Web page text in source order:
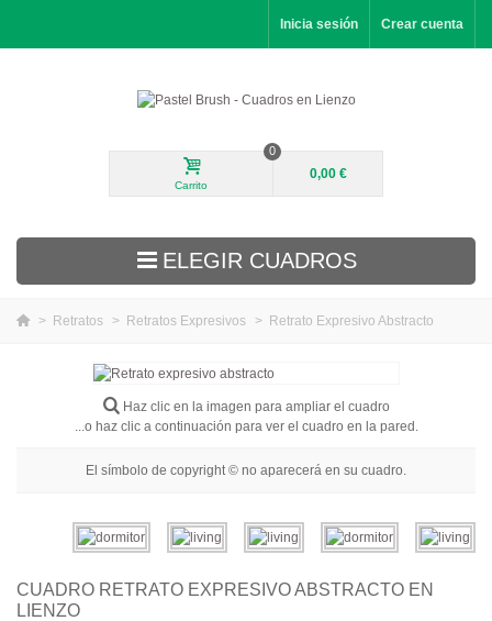
Inicia sesión Crear cuenta
Carrito
0
0,00 €
ELEGIR CUADROS
Abstractos
Decorativos
> Retratos > Retratos Expresivos > Retrato Expresivo Abstracto
Haz clic en la imagen para ampliar el cuadro
...o haz clic a continuación para ver el cuadro en la pared.
El símbolo de copyright © no aparecerá en su cuadro.
CUADRO RETRATO EXPRESIVO ABSTRACTO EN
LIENZO